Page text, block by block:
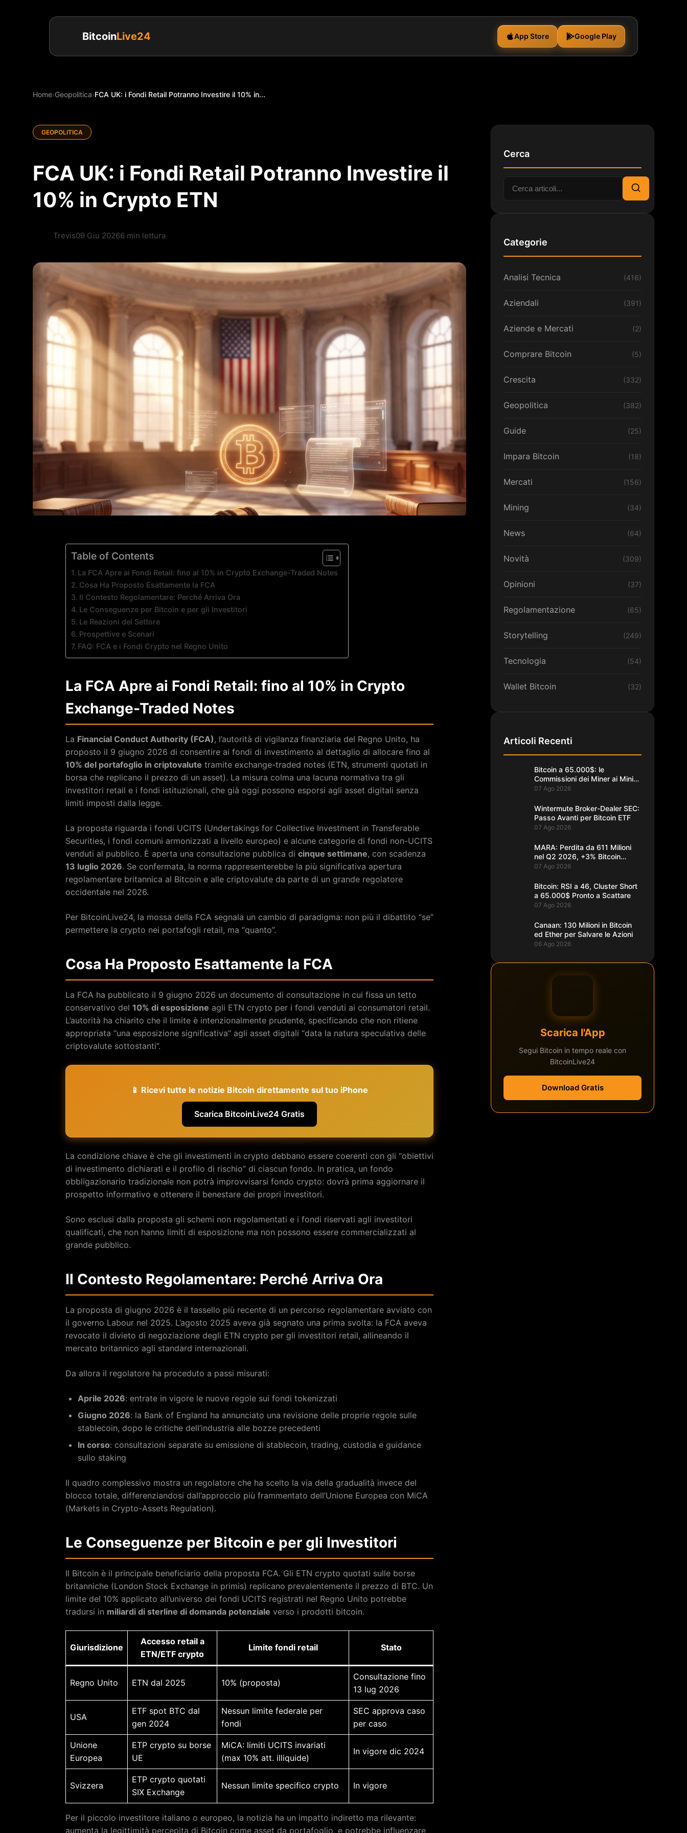
BitcoinLive24 App Store Google Play
Home›Geopolitica›FCA UK: i Fondi Retail Potranno Investire il 10% in...
GEOPOLITICA
FCA UK: i Fondi Retail Potranno Investire il
10% in Crypto ETN
Trevis09 Giu 20266 min lettura
Table of Contents
La FCA Apre ai Fondi Retail: fino al 10% in Crypto Exchange-Traded Notes
Cosa Ha Proposto Esattamente la FCA
Il Contesto Regolamentare: Perché Arriva Ora
Le Conseguenze per Bitcoin e per gli Investitori
Le Reazioni del Settore
Prospettive e Scenari
FAQ: FCA e i Fondi Crypto nel Regno Unito
La FCA Apre ai Fondi Retail: fino al 10% in Crypto
Exchange-Traded Notes
La Financial Conduct Authority (FCA), l’autorità di vigilanza finanziaria del Regno Unito, ha
proposto il 9 giugno 2026 di consentire ai fondi di investimento al dettaglio di allocare fino al
10% del portafoglio in criptovalute tramite exchange-traded notes (ETN, strumenti quotati in
borsa che replicano il prezzo di un asset). La misura colma una lacuna normativa tra gli
investitori retail e i fondi istituzionali, che già oggi possono esporsi agli asset digitali senza
limiti imposti dalla legge.
La proposta riguarda i fondi UCITS (Undertakings for Collective Investment in Transferable
Securities, i fondi comuni armonizzati a livello europeo) e alcune categorie di fondi non-UCITS
venduti al pubblico. È aperta una consultazione pubblica di cinque settimane, con scadenza
13 luglio 2026. Se confermata, la norma rappresenterebbe la più significativa apertura
regolamentare britannica al Bitcoin e alle criptovalute da parte di un grande regolatore
occidentale nel 2026.
Per BitcoinLive24, la mossa della FCA segnala un cambio di paradigma: non più il dibattito “se”
permettere la crypto nei portafogli retail, ma “quanto”.
Cosa Ha Proposto Esattamente la FCA
La FCA ha pubblicato il 9 giugno 2026 un documento di consultazione in cui fissa un tetto
conservativo del 10% di esposizione agli ETN crypto per i fondi venduti ai consumatori retail.
L’autorità ha chiarito che il limite è intenzionalmente prudente, specificando che non ritiene
appropriata “una esposizione significativa” agli asset digitali “data la natura speculativa delle
criptovalute sottostanti”.
📱 Ricevi tutte le notizie Bitcoin direttamente sul tuo iPhone
Scarica BitcoinLive24 Gratis
La condizione chiave è che gli investimenti in crypto debbano essere coerenti con gli “obiettivi
di investimento dichiarati e il profilo di rischio” di ciascun fondo. In pratica, un fondo
obbligazionario tradizionale non potrà improvvisarsi fondo crypto: dovrà prima aggiornare il
prospetto informativo e ottenere il benestare dei propri investitori.
Sono esclusi dalla proposta gli schemi non regolamentati e i fondi riservati agli investitori
qualificati, che non hanno limiti di esposizione ma non possono essere commercializzati al
grande pubblico.
Il Contesto Regolamentare: Perché Arriva Ora
La proposta di giugno 2026 è il tassello più recente di un percorso regolamentare avviato con
il governo Labour nel 2025. L’agosto 2025 aveva già segnato una prima svolta: la FCA aveva
revocato il divieto di negoziazione degli ETN crypto per gli investitori retail, allineando il
mercato britannico agli standard internazionali.
Da allora il regolatore ha proceduto a passi misurati:
Aprile 2026: entrate in vigore le nuove regole sui fondi tokenizzati
Giugno 2026: la Bank of England ha annunciato una revisione delle proprie regole sulle
stablecoin, dopo le critiche dell’industria alle bozze precedenti
In corso: consultazioni separate su emissione di stablecoin, trading, custodia e guidance
sullo staking
Il quadro complessivo mostra un regolatore che ha scelto la via della gradualità invece del
blocco totale, differenziandosi dall’approccio più frammentato dell’Unione Europea con MiCA
(Markets in Crypto-Assets Regulation).
Le Conseguenze per Bitcoin e per gli Investitori
Il Bitcoin è il principale beneficiario della proposta FCA. Gli ETN crypto quotati sulle borse
britanniche (London Stock Exchange in primis) replicano prevalentemente il prezzo di BTC. Un
limite del 10% applicato all’universo dei fondi UCITS registrati nel Regno Unito potrebbe
tradursi in miliardi di sterline di domanda potenziale verso i prodotti bitcoin.
Giurisdizione
Accesso retail a
ETN/ETF crypto
Limite fondi retail Stato
Regno Unito ETN dal 2025 10% (proposta)
Consultazione fino
13 lug 2026
USA
ETF spot BTC dal
gen 2024
Nessun limite federale per
fondi
SEC approva caso
per caso
Unione
Europea
ETP crypto su borse
UE
MiCA: limiti UCITS invariati
(max 10% att. illiquide)
In vigore dic 2024
Svizzera
ETP crypto quotati
SIX Exchange
Nessun limite specifico crypto In vigore
Per il piccolo investitore italiano o europeo, la notizia ha un impatto indiretto ma rilevante:
aumenta la legittimità percepita di Bitcoin come asset da portafoglio, e potrebbe influenzare
Cerca
Cerca:
Cerca
Categorie
Analisi Tecnica (416)
Aziendali (391)
Aziende e Mercati (2)
Comprare Bitcoin (5)
Crescita (332)
Geopolitica (382)
Guide (25)
Impara Bitcoin (18)
Mercati (156)
Mining (34)
News (64)
Novità (309)
Opinioni (37)
Regolamentazione (65)
Storytelling (249)
Tecnologia (54)
Wallet Bitcoin (32)
Articoli Recenti
Bitcoin a 65.000$: le
Commissioni dei Miner ai Minimi
da un Decennio
07 Ago 2026
Wintermute Broker-Dealer SEC:
Passo Avanti per Bitcoin ETF
07 Ago 2026
MARA: Perdita da 611 Milioni
nel Q2 2026, +3% Bitcoin
Minati
07 Ago 2026
Bitcoin: RSI a 46, Cluster Short
a 65.000$ Pronto a Scattare
07 Ago 2026
Canaan: 130 Milioni in Bitcoin
ed Ether per Salvare le Azioni
06 Ago 2026
Scarica l'App
Segui Bitcoin in tempo reale con
BitcoinLive24
Download Gratis